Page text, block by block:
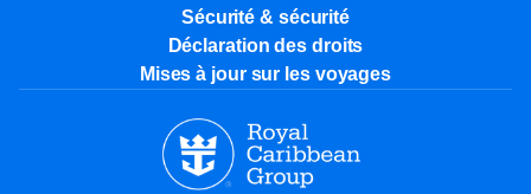
Sécurité & sécurité
Déclaration des droits
Mises à jour sur les voyages